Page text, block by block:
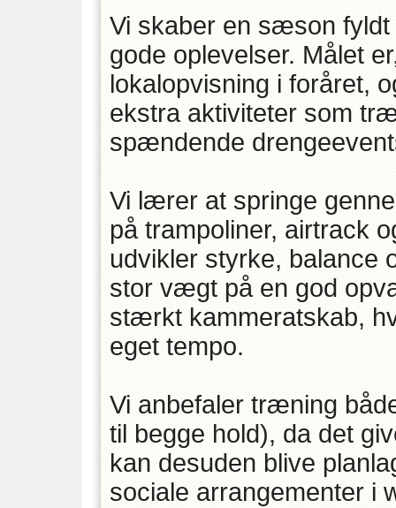
Vi skaber en sæson
gode oplevelser. Målet
lokalopvisning i foråret,
ekstra aktiviteter som
spændende
Vi lærer at springe
på trampoliner, airtrack
udvikler styrke, balance
stor vægt på en god
stærkt kammeratskab,
eget tempo.
Vi anbefaler træning
til begge hold), da det
kan desuden blive
sociale arrangementer i